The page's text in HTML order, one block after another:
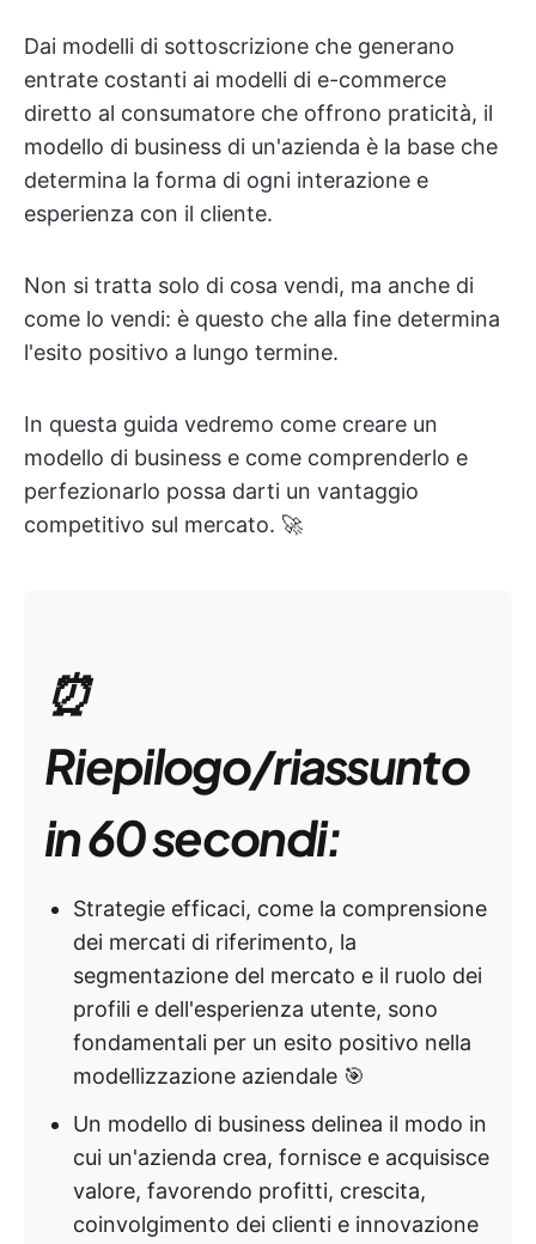
Dai modelli di sottoscrizione che generano
entrate costanti ai modelli di e-commerce
diretto al consumatore che offrono praticità, il
modello di business di un'azienda è la base che
determina la forma di ogni interazione e
esperienza con il cliente.
Non si tratta solo di cosa vendi, ma anche di
come lo vendi: è questo che alla fine determina
l'esito positivo a lungo termine.
In questa guida vedremo come creare un
modello di business e come comprenderlo e
perfezionarlo possa darti un vantaggio
competitivo sul mercato. 🚀
⏰
Riepilogo/riassunto
in 60 secondi:
Strategie efficaci, come la comprensione
dei mercati di riferimento, la
segmentazione del mercato e il ruolo dei
profili e dell'esperienza utente, sono
fondamentali per un esito positivo nella
modellizzazione aziendale 🎯
Un modello di business delinea il modo in
cui un'azienda crea, fornisce e acquisisce
valore, favorendo profitti, crescita,
coinvolgimento dei clienti e innovazione